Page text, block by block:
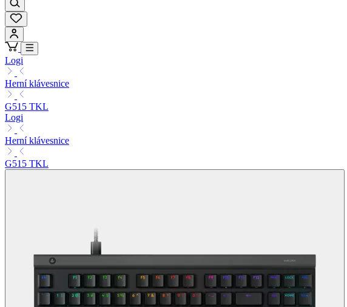
Logi
Herní klávesnice
G515 TKL
Logi
Herní klávesnice
G515 TKL